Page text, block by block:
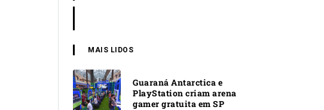
MAIS LIDOS
Guaraná Antarctica e
PlayStation criam arena
gamer gratuita em SP